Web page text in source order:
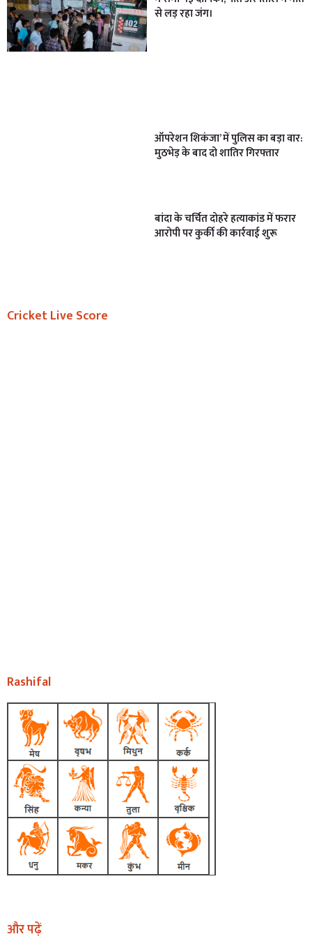
से लड़ रहा जंग।
ऑपरेशन शिकंजा’ में पुलिस का बड़ा वार:
मुठभेड़ के बाद दो शातिर गिरफ्तार
बांदा के चर्चित दोहरे हत्याकांड में फरार
आरोपी पर कुर्की की कार्रवाई शुरू
Cricket Live Score
Rashifal
और पढ़ें